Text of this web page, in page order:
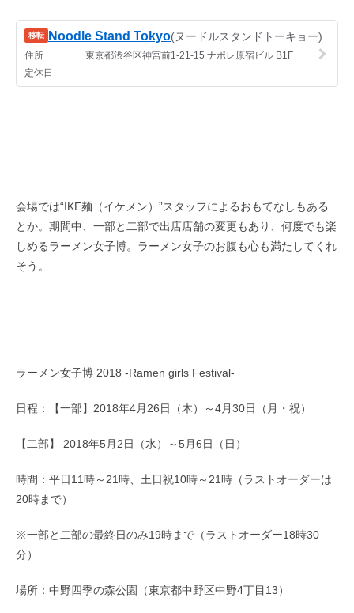
会場では“IKE麺（イケメン）”スタッフによるおもてなしもある
とか。期間中、一部と二部で出店店舗の変更もあり、何度でも楽
しめるラーメン女子博。ラーメン女子のお腹も心も満たしてくれ
そう。
ラーメン女子博 2018 -Ramen girls Festival-
日程：【一部】2018年4月26日（木）～4月30日（月・祝）
【二部】 2018年5月2日（水）～5月6日（日）
時間：平日11時～21時、土日祝10時～21時（ラストオーダーは
20時まで）
※一部と二部の最終日のみ19時まで（ラストオーダー18時30
分）
場所：中野四季の森公園（東京都中野区中野4丁目13）